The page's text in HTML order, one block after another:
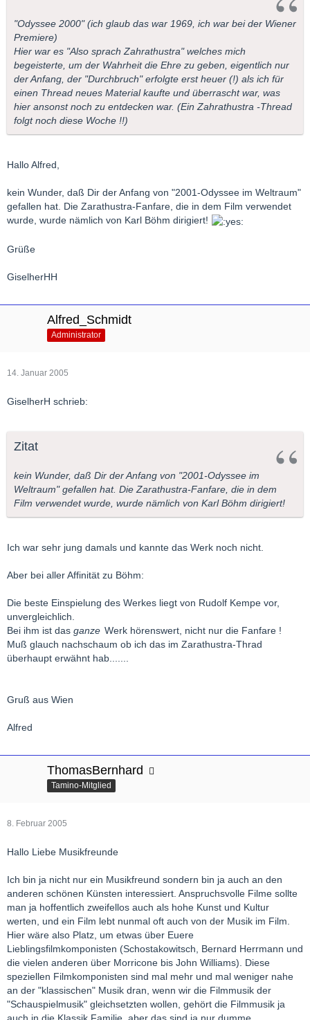
"Odyssee 2000" (ich glaub das war 1969, ich war bei der Wiener
Premiere)
Hier war es "Also sprach Zahrathustra" welches mich
begeisterte, um der Wahrheit die Ehre zu geben, eigentlich nur
der Anfang, der "Durchbruch" erfolgte erst heuer (!) als ich für
einen Thread neues Material kaufte und überrascht war, was
hier ansonst noch zu entdecken war. (Ein Zahrathustra -Thread
folgt noch diese Woche !!)
Hallo Alfred,
kein Wunder, daß Dir der Anfang von "2001-Odyssee im Weltraum"
gefallen hat. Die Zarathustra-Fanfare, die in dem Film verwendet
wurde, wurde nämlich von Karl Böhm dirigiert!
Grüße
GiselherHH
Alfred_Schmidt
Administrator
14. Januar 2005
GiselherH schrieb:
Zitat
kein Wunder, daß Dir der Anfang von "2001-Odyssee im
Weltraum" gefallen hat. Die Zarathustra-Fanfare, die in dem
Film verwendet wurde, wurde nämlich von Karl Böhm dirigiert!
Ich war sehr jung damals und kannte das Werk noch nicht.
Aber bei aller Affinität zu Böhm:
Die beste Einspielung des Werkes liegt von Rudolf Kempe vor,
unvergleichlich.
Bei ihm ist das ganze Werk hörenswert, nicht nur die Fanfare !
Muß glauch nachschaum ob ich das im Zarathustra-Thrad
überhaupt erwähnt hab.......
Gruß aus Wien
Alfred
ThomasBernhard
Tamino-Mitglied
8. Februar 2005
Hallo Liebe Musikfreunde
Ich bin ja nicht nur ein Musikfreund sondern bin ja auch an den
anderen schönen Künsten interessiert. Anspruchsvolle Filme sollte
man ja hoffentlich zweifellos auch als hohe Kunst und Kultur
werten, und ein Film lebt nunmal oft auch von der Musik im Film.
Hier wäre also Platz, um etwas über Euere
Lieblingsfilmkomponisten (Schostakowitsch, Bernard Herrmann und
die vielen anderen über Morricone bis John Williams). Diese
speziellen Filmkomponisten sind mal mehr und mal weniger nahe
an der "klassischen" Musik dran, wenn wir die Filmmusik der
"Schauspielmusik" gleichsetzten wollen, gehört die Filmmusik ja
auch in die Klassik.Familie, aber das sind ja nur dumme